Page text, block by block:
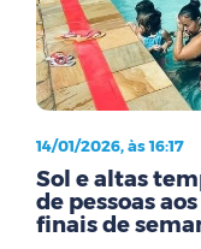
14/01/2026, às 16:17
Sol e altas
de pessoas
finais de